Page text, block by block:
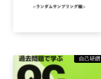
自己研鑽